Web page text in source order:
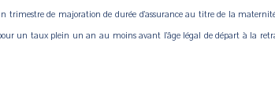
de majoration de durée d’assurance au titre de la
un taux plein un an au moins avant l’âge légal de départ à la